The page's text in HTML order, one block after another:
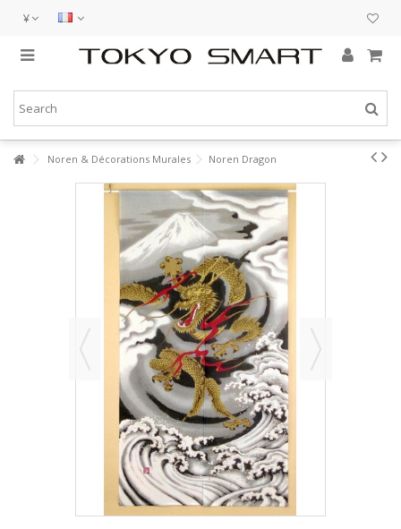
¥
Noren & Décorations Murales Noren Dragon